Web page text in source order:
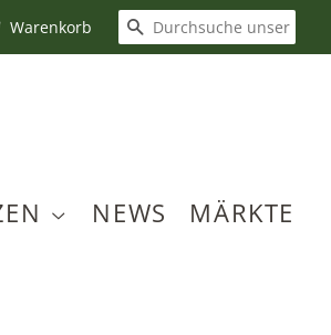
Warenkorb SUCHEN
NEWS MÄRKTE